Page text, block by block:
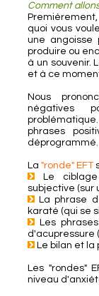
Comment
quoi vous
une angoisse
produire ou
à un souvenir.
et à ce
Nous
négatives
phrases
déprogrammé.
La "ronde" EFT
Le
subjective (sur
La phrase
karaté (qui se
Les
d'acupressure
Le bilan et la
Les "rondes"
niveau